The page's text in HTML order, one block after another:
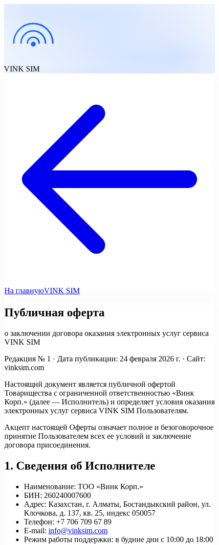
VINK SIM
На главнуюVINK SIM
Публичная оферта
о заключении договора оказания электронных услуг сервиса
VINK SIM
Редакция № 1 · Дата публикации: 24 февраля 2026 г. · Сайт:
vinksim.com
Настоящий документ является публичной офертой
Товарищества с ограниченной ответственностью «Винк
Корп.» (далее — Исполнитель) и определяет условия оказания
электронных услуг сервиса VINK SIM Пользователям.
Акцепт настоящей Оферты означает полное и безоговорочное
принятие Пользователем всех ее условий и заключение
договора присоединения.
1. Сведения об Исполнителе
Наименование: ТОО «Винк Корп.»
БИН: 260240007600
Адрес: Казахстан, г. Алматы, Бостандыкский район, ул.
Клочкова, д. 137, кв. 25, индекс 050057
Телефон: +7 706 709 67 89
E-mail: info@vinksim.com
Режим работы поддержки: в будние дни с 10:00 до 18:00